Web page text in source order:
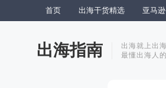
首页 出海干货精选 亚马逊
出海指南
出海就上出
最懂出海人